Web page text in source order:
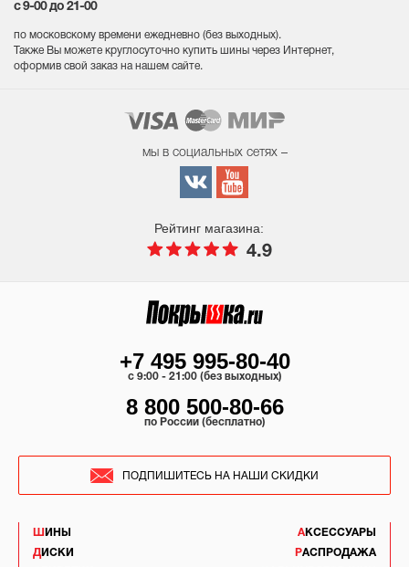
с 9-00 до 21-00
по московскому времени ежедневно (без выходных).
Также Вы можете круглосуточно купить шины через Интернет,
оформив свой заказ на нашем сайте.
мы в социальных сетях –
Рейтинг магазина:
4.9
ШИНЫ
ДИСКИ
АКСЕССУАРЫ
РАСПРОДАЖА
+7 495 995-80-40
c 9:00 - 21:00 (без выходных)
8 800 500-80-66
по России (бесплатно)
ПОДПИШИТЕСЬ НА НАШИ СКИДКИ